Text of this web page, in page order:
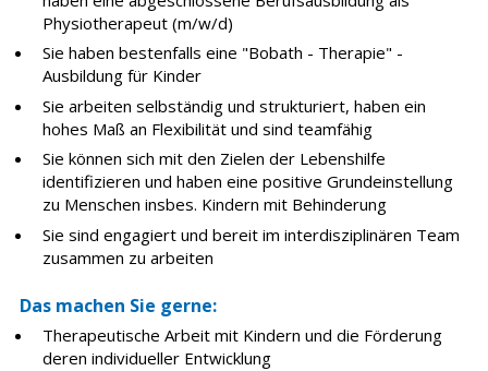
Physiotherapeut (m/w/d)
Sie haben bestenfalls eine "Bobath - Therapie" -
Ausbildung für Kinder
Sie arbeiten selbständig und strukturiert, haben ein
hohes Maß an Flexibilität und sind teamfähig
Sie können sich mit den Zielen der Lebenshilfe
identifizieren und haben eine positive Grundeinstellung
zu Menschen insbes. Kindern mit Behinderung
Sie sind engagiert und bereit im interdisziplinären Team
zusammen zu arbeiten
Das machen Sie gerne:
Therapeutische Arbeit mit Kindern und die Förderung
deren individueller Entwicklung